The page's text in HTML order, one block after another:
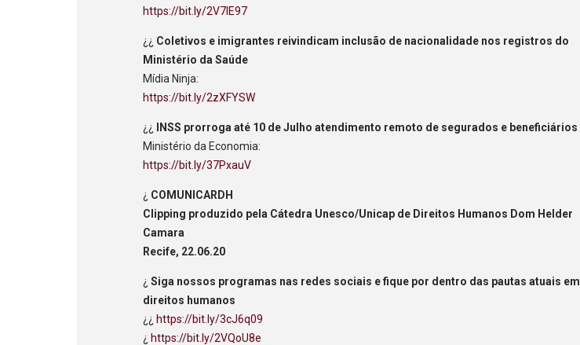
https://bit.ly/2V7lE97
¿¿ Coletivos e imigrantes reivindicam inclusão de nacionalidade nos registros do
Ministério da Saúde
Mídia Ninja:
https://bit.ly/2zXFYSW
¿¿
INSS prorroga até 10 de Julho atendimento remoto de segurados e beneficiários
Ministério da Economia:
https://bit.ly/37PxauV
¿ COMUNICARDH
Clipping produzido pela Cátedra Unesco/Unicap de Direitos Humanos Dom Helder
Camara
Recife, 22.06.20
¿Siga nossos programas nas redes sociais e fique por dentro das pautas atuais em
direitos humanos
¿¿ https://bit.ly/3cJ6q09
¿ https://bit.ly/2VQoU8e